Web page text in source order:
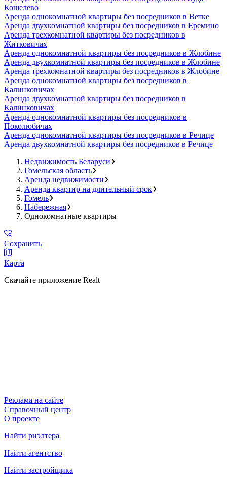
Кошелево
Аренда однокомнатной квартиры без посредников в Ветке
Аренда двухкомнатной квартиры без посредников в Еремино
Аренда трехкомнатной квартиры без посредников в
Житковичах
Аренда однокомнатной квартиры без посредников в Жлобине
Аренда двухкомнатной квартиры без посредников в Жлобине
Аренда трехкомнатной квартиры без посредников в Жлобине
Аренда однокомнатной квартиры без посредников в
Калинковичах
Аренда двухкомнатной квартиры без посредников в
Калинковичах
Аренда однокомнатной квартиры без посредников в
Поколюбичах
Аренда однокомнатной квартиры без посредников в Речице
Аренда двухкомнатной квартиры без посредников в Речице
Недвижимость Беларуси
Гомельская область
Аренда недвижимости
Аренда квартир на длительный срок
Гомель
Набережная
Однокомнатные квартиры
Сохранить
Карта
Скачайте приложение Realt
Реклама на сайте
Справочный центр
О проекте
Найти риэлтера
Найти агентство
Найти застройщика